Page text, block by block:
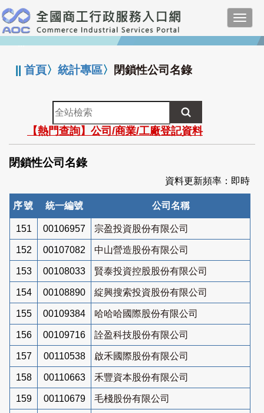
跳
到
主
要
:::
||首頁〉統計專區〉 閉鎖性公司名錄
全
站
檢
索
【熱門查詢】公司/商業/工廠登記資料
閉鎖性公司名錄
資料更新頻率：即時
序號 統一編號 公司名稱
151 00106957 宗盈投資股份有限公司
152 00107082 中山營造股份有限公司
153 00108033 賢泰投資控股股份有限公司
154 00108890 綻興搜索投資股份有限公司
155 00109384 哈哈哈國際股份有限公司
156 00109716 詮盈科技股份有限公司
157 00110538 啟禾國際股份有限公司
158 00110663 禾豐資本股份有限公司
159 00110679 毛棧股份有限公司